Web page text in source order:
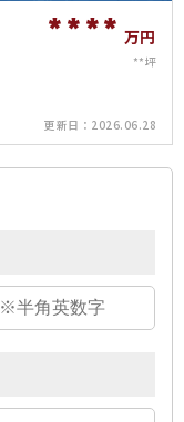
**** 万円
**坪
更新日： 2026.06.28